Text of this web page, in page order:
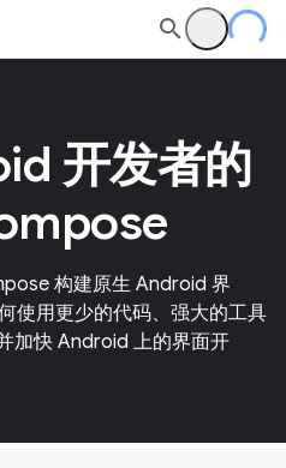
开发者的
构建原生 Android 界
使用更少的代码、强大的工具
加快 Android 上的界面开